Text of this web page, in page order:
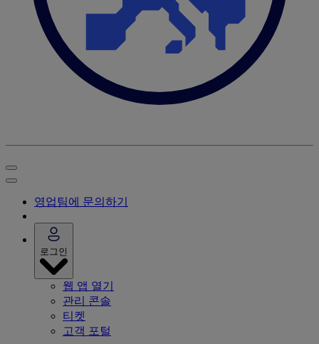
영업팀에 문의하기
로그인
웹 앱 열기
관리 콘솔
티켓
고객 포털